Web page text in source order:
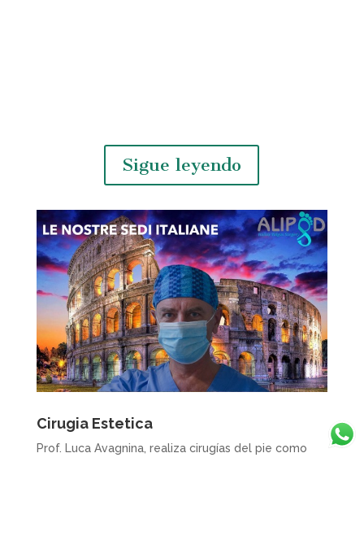
Sigue leyendo
Cirugia Estetica
Prof. Luca Avagnina, realiza cirugías del pie como